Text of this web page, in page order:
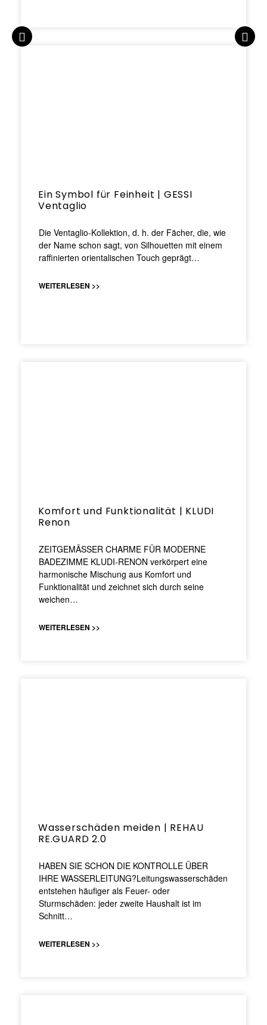
Ein Symbol für Feinheit | GESSI
Ventaglio
Die Ventaglio-Kollektion, d. h. der Fächer, die, wie
der Name schon sagt, von Silhouetten mit einem
raffinierten orientalischen Touch geprägt…
WEITERLESEN >>
Komfort und Funktionalität | KLUDI
Renon
ZEITGEMÄSSER CHARME FÜR MODERNE
BADEZIMME KLUDI-RENON verkörpert eine
harmonische Mischung aus Komfort und
Funktionalität und zeichnet sich durch seine
weichen…
WEITERLESEN >>
Wasserschäden meiden | REHAU
RE.GUARD 2.0
HABEN SIE SCHON DIE KONTROLLE ÜBER
IHRE WASSERLEITUNG?Leitungswasserschäden
entstehen häufiger als Feuer- oder
Sturmschäden: jeder zweite Haushalt ist im
Schnitt…
WEITERLESEN >>